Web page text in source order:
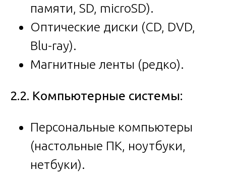
памяти, SD, microSD).
Оптические диски (CD, DVD,
Blu-ray).
Магнитные ленты (редко).
2.2. Компьютерные системы:
Персональные компьютеры
(настольные ПК, ноутбуки,
нетбуки).